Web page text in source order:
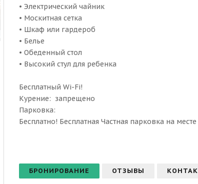
• Электрический чайник
• Москитная сетка
• Шкаф или гардероб
• Белье
• Обеденный стол
• Высокий стул для ребенка
Бесплатный Wi-Fi!
Курение: ​ запрещено
Парковка: ​
Бесплатно! Бесплатная Частная парковка на
БРОНИРОВАНИЕ ОТЗЫВЫ